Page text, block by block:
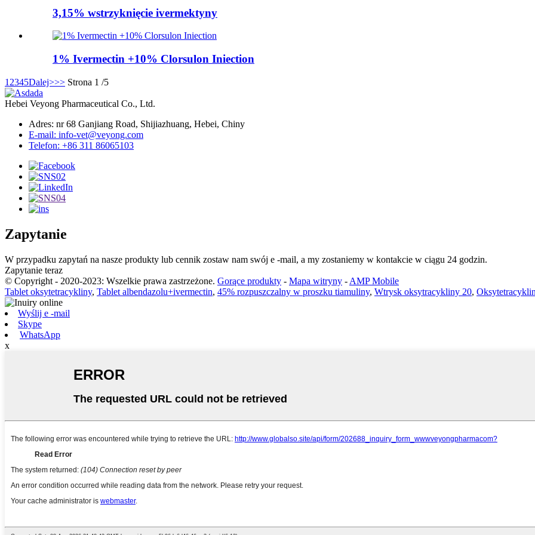
3,15% wstrzyknięcie ivermektyny
1% Ivermectin +10% Clorsulon Iniection
1 2345Dalej>>> Strona 1 /5
Hebei Veyong Pharmaceutical Co., Ltd.
Adres: nr 68 Ganjiang Road, Shijiazhuang, Hebei, Chiny
E-mail: info-vet@veyong.com
Telefon: +86 311 86065103
Zapytanie
W przypadku zapytań na nasze produkty lub cennik zostaw nam swój e -mail, a my zostaniemy w kontakcie w ciągu 24 godzin.
Zapytanie teraz
© Copyright - 2020-2023: Wszelkie prawa zastrzeżone. Gorące produkty - Mapa witryny - AMP Mobile
Tablet oksytetracykliny, Tablet albendazolu+ivermectin, 45% rozpuszczalny w proszku tiamuliny, Wtrysk oksytracykliny 20,
Wyślij e -mail
Skype
WhatsApp
x